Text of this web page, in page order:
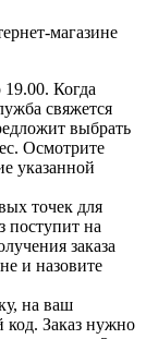
магазине
19.00. Когда
свяжется
выбрать
Осмотрите
указанной
точек для
поступит на
заказа
и назовите
на ваш
код. Заказ нужно